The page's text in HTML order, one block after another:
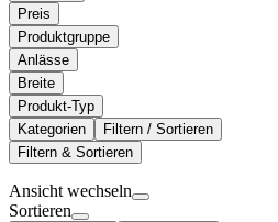
Preis
Produktgruppe
Anlässe
Breite
Produkt-Typ
Kategorien
Filtern / Sortieren
Filtern & Sortieren
Ansicht wechseln
Sortieren